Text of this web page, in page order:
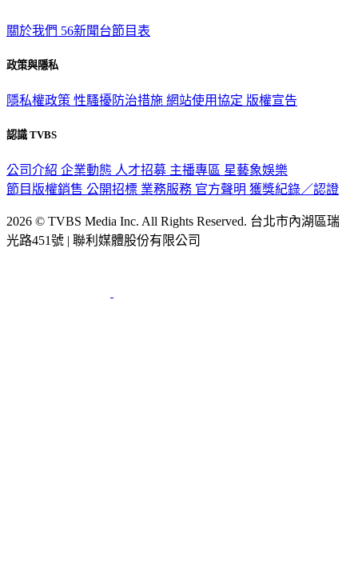
關於我們 56新聞台節目表
政策與隱私
隱私權政策 性騷擾防治措施 網站使用協定 版權宣告
認識 TVBS
公司介紹 企業動態 人才招募 主播專區 星藝象娛樂
節目版權銷售 公開招標 業務服務 官方聲明 獲獎紀錄／認證
2026 © TVBS Media Inc. All Rights Reserved. 台北市內湖區瑞
光路451號 | 聯利媒體股份有限公司